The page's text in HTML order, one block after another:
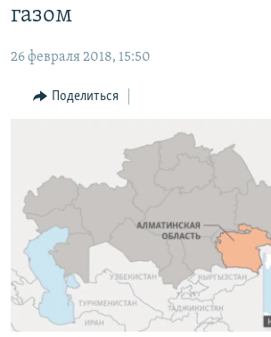
главной
навигации
Вернутся
ТАДЖИКИСТАН
ҚАЗАҚША
КЫРГЫЗЧА
TÜRKMENÇE
Все сайты РСЕ/РС
газом
26 февраля 2018, 15:50
Поделиться